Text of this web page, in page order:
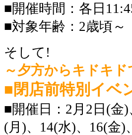
■開催時間：各日
■対象年齢：2歳頃～
そして!
～夕方からキドキ
■閉店前特別イベ
■開催日：2月2日(金)
(月)、14(水)、16(金)、